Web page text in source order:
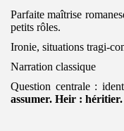
Parfaite maîtrise
petits rôles.
Ironie, situations tragi-
Narration classique
Question centrale :
assumer. Heir : héritier.